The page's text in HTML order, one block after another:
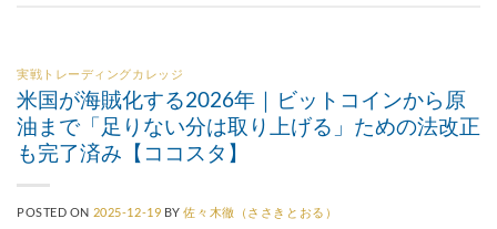
実戦トレーディングカレッジ
米国が海賊化する2026年｜ビットコインから原
油まで「足りない分は取り上げる」ための法改正
も完了済み【ココスタ】
POSTED ON 2025-12-19 BY佐々木徹（ささきとおる）